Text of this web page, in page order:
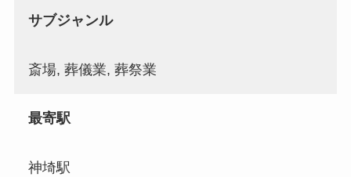
サブジャンル
斎場, 葬儀業, 葬祭業
最寄駅
神埼駅